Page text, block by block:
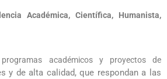
Académica, Científica, Humanista,
académicos y proyectos de
y de alta calidad, que respondan a las